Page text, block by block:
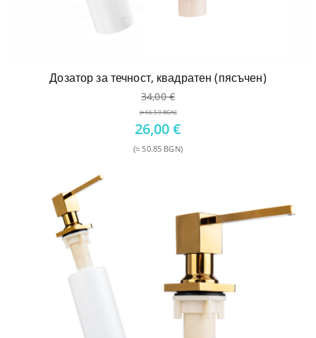
Дозатор за течност, квадратен (пясъчен)
34,00€
(≈ 66.50 BGN)
Original
price
was:
26,00€
(≈ 50.85 BGN)